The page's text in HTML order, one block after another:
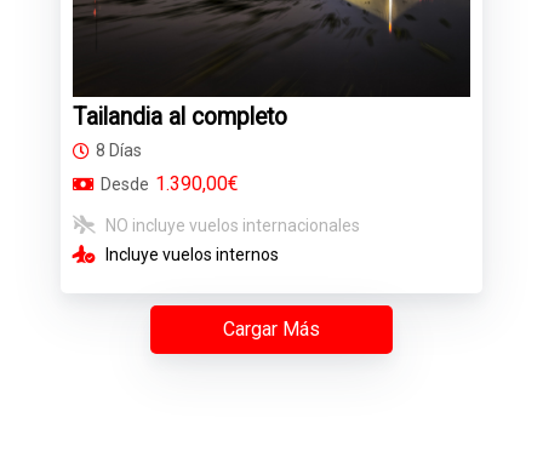
Tailandia al completo
8 Días
Desde 1.390,00€
NO incluye vuelos internacionales
Incluye vuelos internos
Cargar Más